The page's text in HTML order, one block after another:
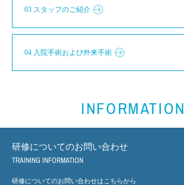
03 スタッフのご紹介
04 入院手術および外来手術
INFORMATION
研修についてのお問い合わせ
TRAINING INFORMATION
研修についてのお問い合わせはこちらから